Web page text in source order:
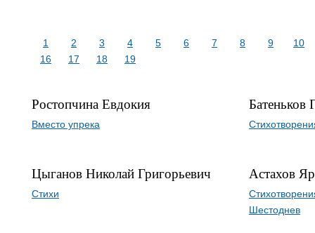
1 2 3 4 5 6 7 8 9
10
16
17 18 19
Ростопчина Евдокия
Вместо упрека
Цыганов Николай Григорьевич
Стихи
Батеньков
Астахов
Шестоднев